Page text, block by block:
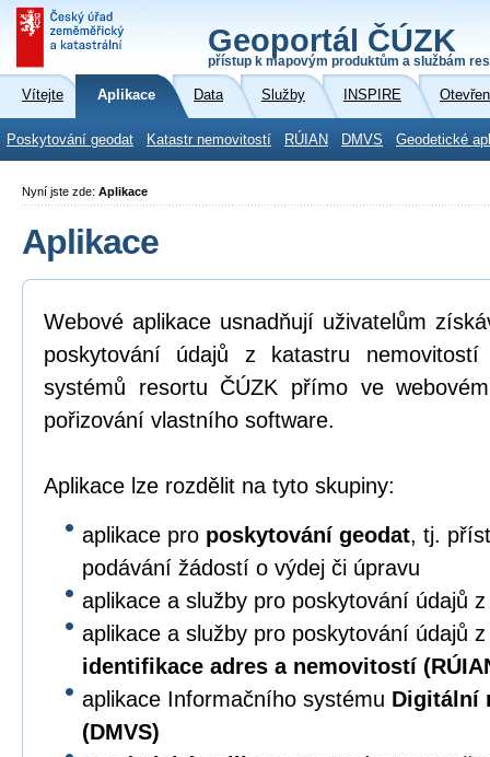
Geoportál ČÚZK
přístup k mapovým produktům a službám
Vítejte Aplikace Data Služby INSPIRE
Poskytování geodat Katastr nemovitostí RÚIAN DMVS Geodetické
Nyní jste zde: Aplikace
Aplikace
Webové aplikace usnadňují uživatelům
poskytování údajů z katastru
systémů resortu ČÚZK přímo ve
pořizování vlastního software.
Aplikace lze rozdělit na tyto skupiny:
aplikace pro poskytování geodat, tj.
podávání žádostí o výdej či úpravu
aplikace a služby pro poskytování údajů
aplikace a služby pro poskytování údajů
identifikace adres a nemovitostí
aplikace Informačního systému Digitální
(DMVS)